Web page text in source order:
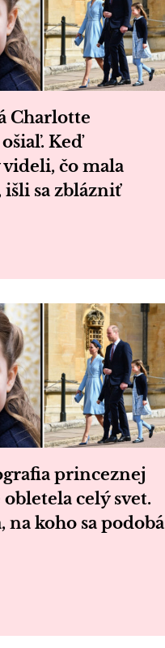
Charlotte
Keď
čo mala
išli sa zblázniť
princeznej
celý svet.
na koho sa podobá